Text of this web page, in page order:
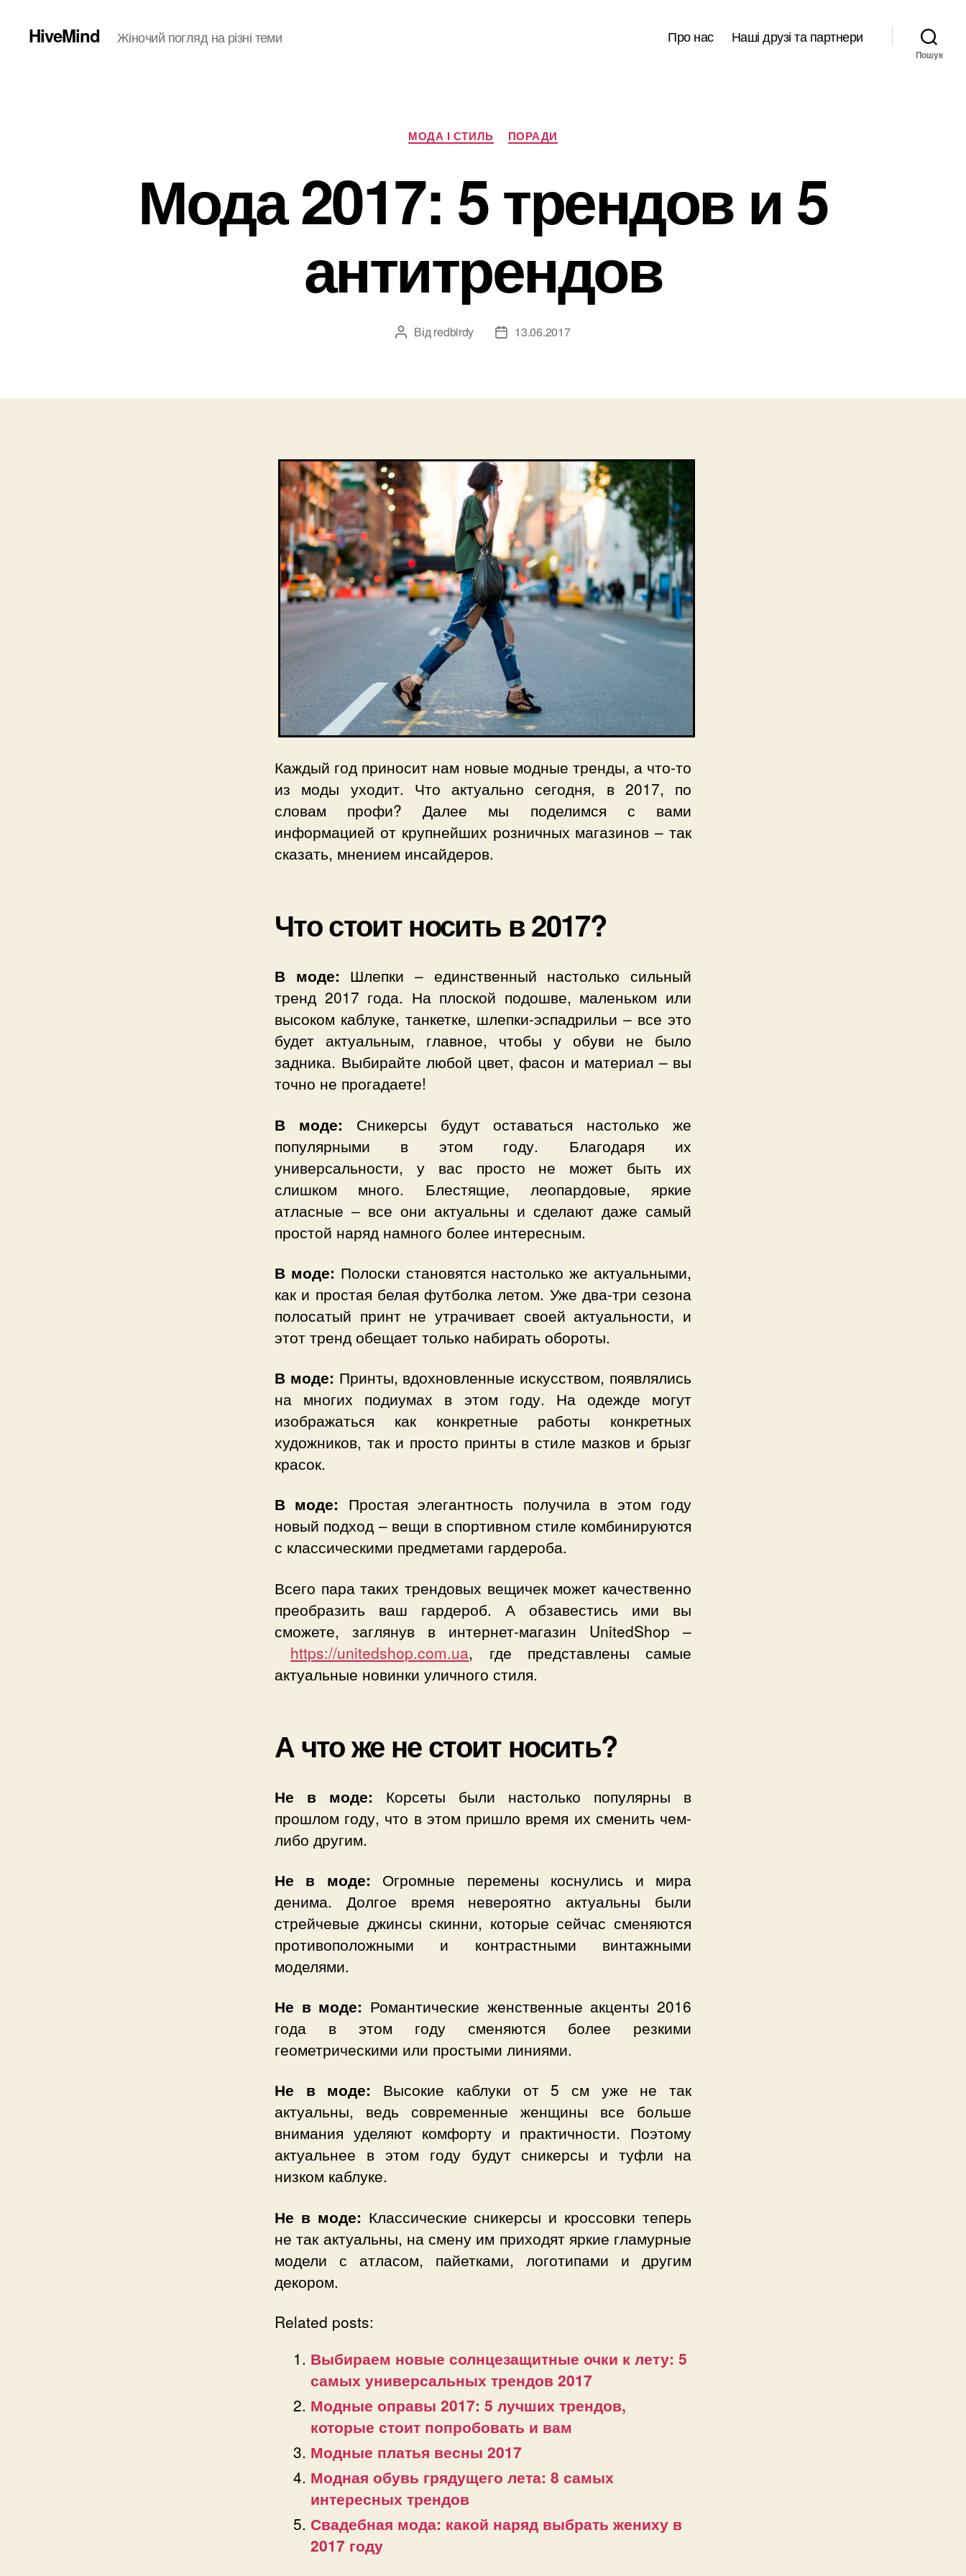
HiveMind Жіночий погляд на різні теми Про нас Наші друзі та партнери
Пошук
Категорії
МОДА І СТИЛЬ ПОРАДИ
Мода 2017: 5 трендов и 5
антитрендов
Автор
Від redbirdy
Дата13.06.2017
Каждый год приносит нам новые модные тренды, а что-то
из моды уходит. Что актуально сегодня, в 2017, по
словам профи? Далее мы поделимся с вами
информацией от крупнейших розничных магазинов – так
сказать, мнением инсайдеров.
Что стоит носить в 2017?
В моде: Шлепки – единственный настолько сильный
тренд 2017 года. На плоской подошве, маленьком или
высоком каблуке, танкетке, шлепки-эспадрильи – все это
будет актуальным, главное, чтобы у обуви не было
задника. Выбирайте любой цвет, фасон и материал – вы
точно не прогадаете!
В моде: Сникерсы будут оставаться настолько же
популярными в этом году. Благодаря их
универсальности, у вас просто не может быть их
слишком много. Блестящие, леопардовые, яркие
атласные – все они актуальны и сделают даже самый
простой наряд намного более интересным.
В моде: Полоски становятся настолько же актуальными,
как и простая белая футболка летом. Уже два-три сезона
полосатый принт не утрачивает своей актуальности, и
этот тренд обещает только набирать обороты.
В моде: Принты, вдохновленные искусством, появлялись
на многих подиумах в этом году. На одежде могут
изображаться как конкретные работы конкретных
художников, так и просто принты в стиле мазков и брызг
красок.
В моде: Простая элегантность получила в этом году
новый подход – вещи в спортивном стиле комбинируются
с классическими предметами гардероба.
Всего пара таких трендовых вещичек может качественно
преобразить ваш гардероб. А обзавестись ими вы
сможете, заглянув в интернет-магазин UnitedShop –
https://unitedshop.com.ua, где представлены самые
актуальные новинки уличного стиля.
А что же не стоит носить?
Не в моде: Корсеты были настолько популярны в
прошлом году, что в этом пришло время их сменить чем-
либо другим.
Не в моде: Огромные перемены коснулись и мира
денима. Долгое время невероятно актуальны были
стрейчевые джинсы скинни, которые сейчас сменяются
противоположными и контрастными винтажными
моделями.
Не в моде: Романтические женственные акценты 2016
года в этом году сменяются более резкими
геометрическими или простыми линиями.
Не в моде: Высокие каблуки от 5 см уже не так
актуальны, ведь современные женщины все больше
внимания уделяют комфорту и практичности. Поэтому
актуальнее в этом году будут сникерсы и туфли на
низком каблуке.
Не в моде: Классические сникерсы и кроссовки теперь
не так актуальны, на смену им приходят яркие гламурные
модели с атласом, пайетками, логотипами и другим
декором.
Related posts:
Выбираем новые солнцезащитные очки к лету: 5
самых универсальных трендов 2017
Модные оправы 2017: 5 лучших трендов,
которые стоит попробовать и вам
Модные платья весны 2017
Модная обувь грядущего лета: 8 самых
интересных трендов
Свадебная мода: какой наряд выбрать жениху в
2017 году